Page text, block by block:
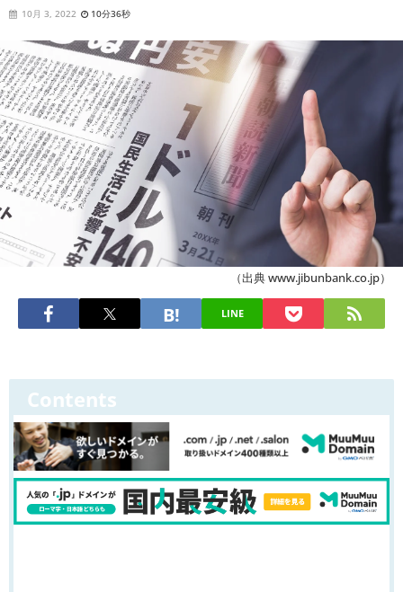
10月 3, 2022 10分36秒
（出典 www.jibunbank.co.jp）
LINE
Contents